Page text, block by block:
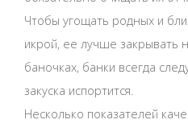
Чтобы угощать родных и
икрой, ее лучше закрывать
баночках, банки всегда
закуска испортится.
Несколько показателей